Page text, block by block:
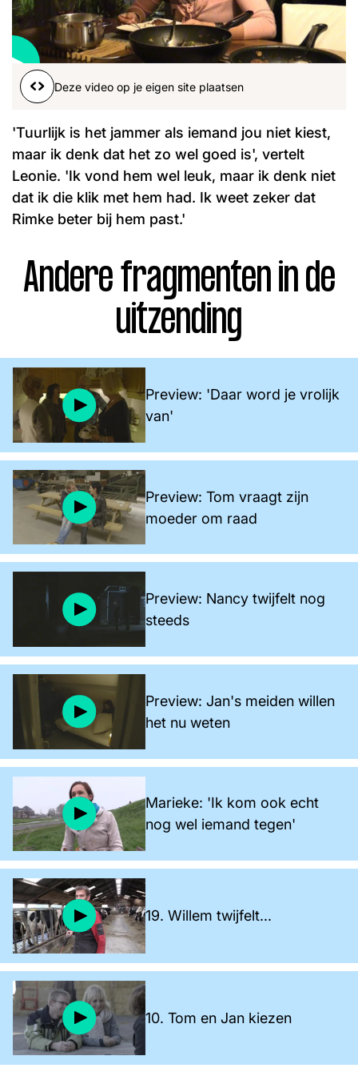
Word lid
John Julius Martijn
Nieuws Nieuwsbrief
Uitzendingen
Deze video op je eigen site plaatsen
'Tuurlijk is het jammer als iemand jou niet kiest,
maar ik denk dat het zo wel goed is', vertelt
Leonie. 'Ik vond hem wel leuk, maar ik denk niet
dat ik die klik met hem had. Ik weet zeker dat
Rimke beter bij hem past.'
Andere fragmenten in de
uitzending
Preview: 'Daar word je vrolijk
van'
Preview: Tom vraagt zijn
moeder om raad
Preview: Nancy twijfelt nog
steeds
Preview: Jan's meiden willen
het nu weten
Marieke: 'Ik kom ook echt
nog wel iemand tegen'
19. Willem twijfelt...
10. Tom en Jan kiezen